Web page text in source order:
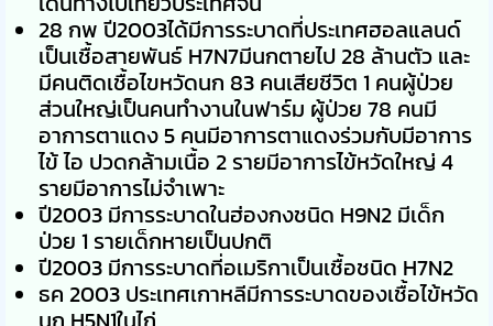
28 กพ ปี2003ได้มีการระบาดที่ประเทศฮอลแลนด์
เป็นเชื้อสายพันธ์ H7N7มีนกตายไป 28 ล้านตัว และ
มีคนติดเชื้อไขหวัดนก 83 คนเสียชีวิต 1 คนผู้ป่วย
ส่วนใหญ่เป็นคนทำงานในฟาร์ม ผู้ป่วย 78 คนมี
อาการตาแดง 5 คนมีอาการตาแดงร่วมกับมีอาการ
ไข้ ไอ ปวดกล้ามเนื้อ 2 รายมีอาการไข้หวัดใหญ่ 4
รายมีอาการไม่จำเพาะ
ปี2003 มีการระบาดในฮ่องกงชนิด H9N2 มีเด็ก
ป่วย 1 รายเด็กหายเป็นปกติ
ปี2003 มีการระบาดที่อเมริกาเป็นเชื้อชนิด H7N2
ธค 2003 ประเทศเกาหลีมีการระบาดของเชื้อไข้หวัด